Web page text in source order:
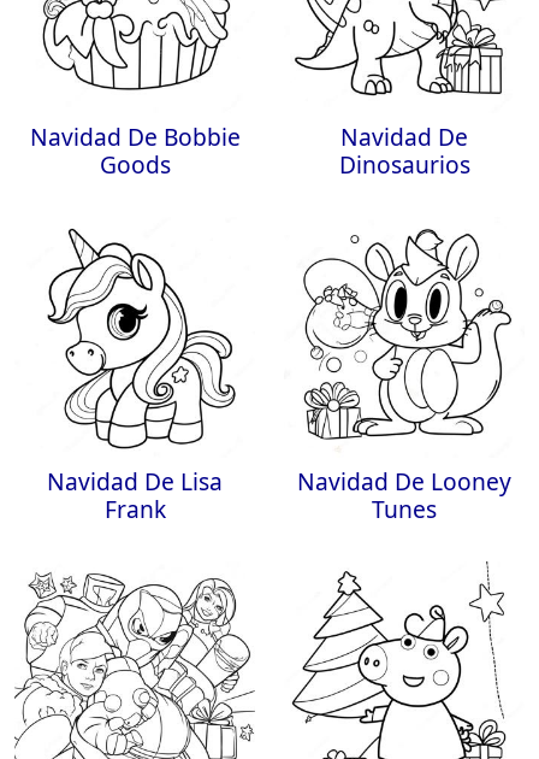
Navidad De Bobbie
Goods
Navidad De
Dinosaurios
Navidad De Lisa
Frank
Navidad De Looney
Tunes